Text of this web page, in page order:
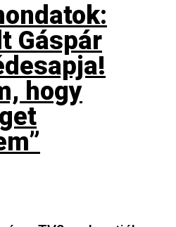
Gáspár
hogy